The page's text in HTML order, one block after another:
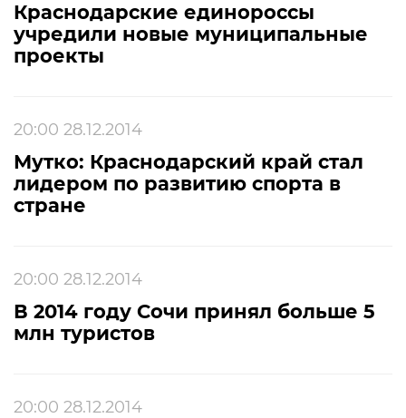
Краснодарские единороссы
учредили новые муниципальные
проекты
20:00 28.12.2014
Мутко: Краснодарский край стал
лидером по развитию спорта в
стране
20:00 28.12.2014
В 2014 году Сочи принял больше 5
млн туристов
20:00 28.12.2014